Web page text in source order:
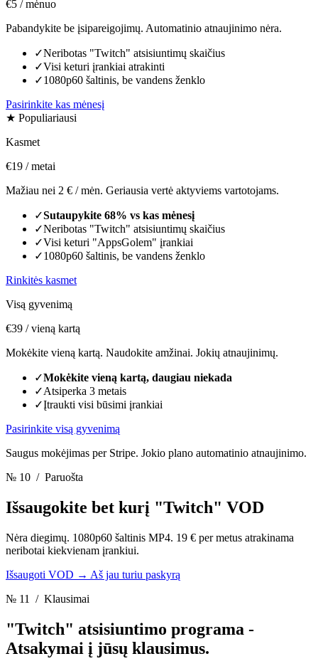
€5 / mėnuo
Pabandykite be įsipareigojimų. Automatinio atnaujinimo nėra.
✓Neribotas "Twitch" atsisiuntimų skaičius
✓Visi keturi įrankiai atrakinti
✓1080p60 šaltinis, be vandens ženklo
Pasirinkite kas mėnesį
★ Populiariausi
Kasmet
€19 / metai
Mažiau nei 2 € / mėn. Geriausia vertė aktyviems vartotojams.
✓Sutaupykite 68% vs kas mėnesį
✓Neribotas "Twitch" atsisiuntimų skaičius
✓Visi keturi "AppsGolem" įrankiai
✓1080p60 šaltinis, be vandens ženklo
Rinkitės kasmet
Visą gyvenimą
€39 / vieną kartą
Mokėkite vieną kartą. Naudokite amžinai. Jokių atnaujinimų.
✓Mokėkite vieną kartą, daugiau niekada
✓Atsiperka 3 metais
✓Įtraukti visi būsimi įrankiai
Pasirinkite visą gyvenimą
Saugus mokėjimas per Stripe. Jokio plano automatinio atnaujinimo.
№ 10 / Paruošta
Išsaugokite bet kurį "Twitch" VOD
Nėra diegimų. 1080p60 šaltinis MP4. 19 € per metus atrakinama
neribotai kiekvienam įrankiui.
Išsaugoti VOD → Aš jau turiu paskyrą
№ 11
/ Klausimai
"Twitch" atsisiuntimo programa -
Atsakymai į jūsų klausimus.